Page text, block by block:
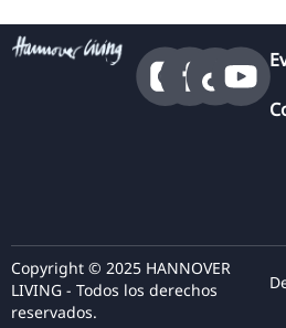
Copyright © 2025 HANNOVER
LIVING - Todos los derechos
reservados.